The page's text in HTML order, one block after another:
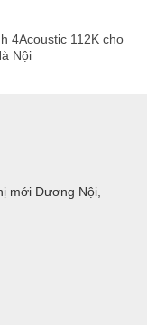
4Acoustic 112K cho
Nội
mới Dương Nội,